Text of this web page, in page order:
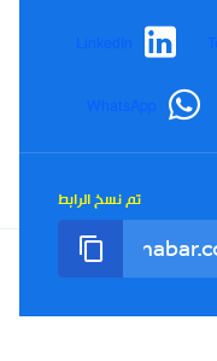
LinkedIn
WhatsApp
تم نسخ الرابط